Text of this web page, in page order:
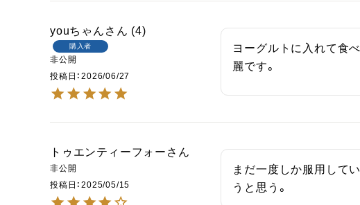
youちゃん 4
購入者
非公開
投稿日
2026/06/27
ヨーグルトに入れて食
麗です。
トゥエンティーフォー
非公開
投稿日
2025/05/15
まだ一度しか服用して
うと思う。